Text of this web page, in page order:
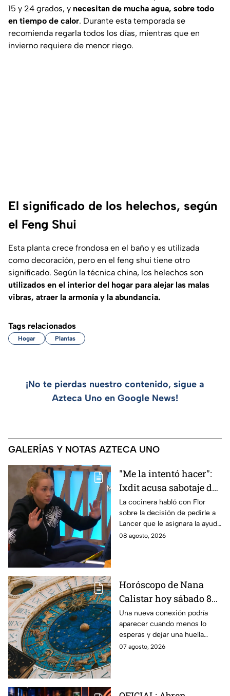
15 y 24 grados, y necesitan de mucha agua, sobre todo
en tiempo de calor. Durante esta temporada se
recomienda regarla todos los días, mientras que en
invierno requiere de menor riego.
El significado de los helechos, según
el Feng Shui
Esta planta crece frondosa en el baño y es utilizada
como decoración, pero en el feng shui tiene otro
significado. Según la técnica china, los helechos son
utilizados en el interior del hogar para alejar las malas
vibras, atraer la armonía y la abundancia.
Tags relacionados
Hogar Plantas
¡No te pierdas nuestro contenido, sigue a
Azteca Uno en Google News!
GALERÍAS Y NOTAS AZTECA UNO
"Me la intentó hacer":
Ixdit acusa sabotaje de
Ramahá en la pasada
gala de salvación de
MasterChef 24/7
La cocinera habló con Flor
sobre la decisión de pedirle a
Lancer que le asignara la ayuda
de Ramahá y no la de Daniela
08 agosto, 2026
Horóscopo de Nana
Calistar hoy sábado 8
de agosto del 2026 para
cada signo; una
conexión inesperada
podría transformar tus
Una nueva conexión podría
aparecer cuando menos lo
esperas y dejar una huella
importante.
07 agosto, 2026